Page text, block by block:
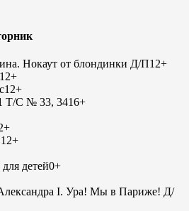
Нокаут от блондинки Д/П12+
12+
12+
Т/С № 33, 3416+
12+
детей0+
I. Ура! Мы в Париже! Д/